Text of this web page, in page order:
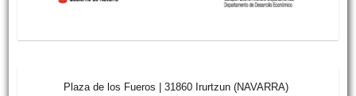
Plaza de los Fueros | 31860 Irurtzun (NAVARRA)